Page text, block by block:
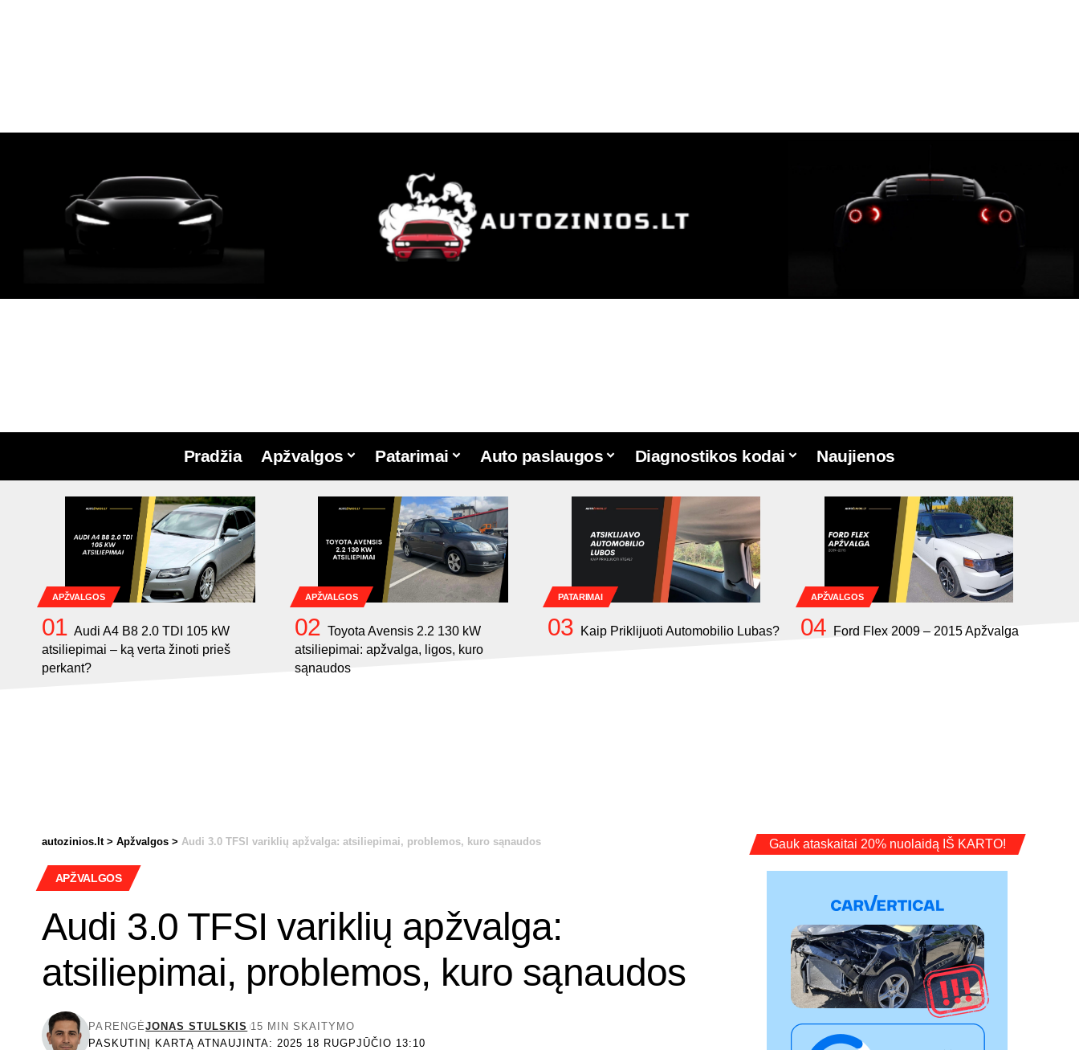
Pradžia Apžvalgos Patarimai Auto paslaugos Diagnostikos kodai Naujienos
APŽVALGOS
Audi A4 B8 2.0 TDI 105 kW
atsiliepimai – ką verta žinoti prieš
perkant?
APŽVALGOS
Toyota Avensis 2.2 130 kW
atsiliepimai: apžvalga, ligos, kuro
sąnaudos
PATARIMAI
Kaip Priklijuoti Automobilio Lubas?
APŽVALGOS
Ford Flex 2009 – 2015 Apžvalga
autozinios.lt> Apžvalgos > Audi 3.0 TFSI variklių apžvalga: atsiliepimai, problemos, kuro sąnaudos
APŽVALGOS
Audi 3.0 TFSI variklių apžvalga:
atsiliepimai, problemos, kuro sąnaudos
PASKUTINĮ KARTĄ ATNAUJINTA: 2025 18 RUGPJŪČIO 13:10
PARENGĖJONAS STULSKIS 15 MIN SKAITYMO
Gauk ataskaitai 20% nuolaidą IŠ KARTO!